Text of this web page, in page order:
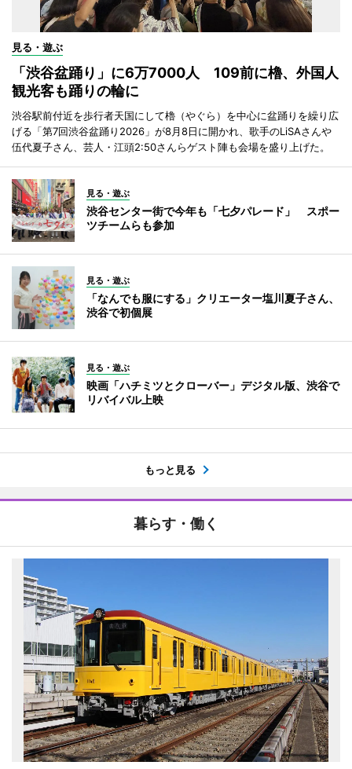
見る・遊ぶ
「渋谷盆踊り」に6万7000人 109前に櫓、外国人
観光客も踊りの輪に
渋谷駅前付近を歩行者天国にして櫓（やぐら）を中心に盆踊りを繰り広
げる「第7回渋谷盆踊り2026」が8月8日に開かれ、歌手のLiSAさんや
伍代夏子さん、芸人・江頭2:50さんらゲスト陣も会場を盛り上げた。
見る・遊ぶ
渋谷センター街で今年も「七夕パレード」 スポー
ツチームらも参加
見る・遊ぶ
「なんでも服にする」クリエーター塩川夏子さん、
渋谷で初個展
見る・遊ぶ
映画「ハチミツとクローバー」デジタル版、渋谷で
リバイバル上映
もっと見る
暮らす・働く